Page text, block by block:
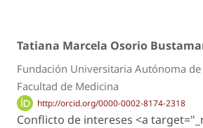
Tatiana Marcela Osorio
Fundación Universitaria Autónoma de
Facultad de Medicina
http://orcid.org/0000-0002-8174-2318
Conflicto de intereses <a